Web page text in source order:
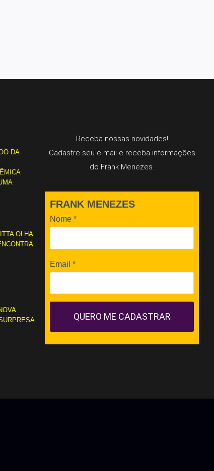
DA
OLHA
Receba nossas novidades!
Cadastre seu e-mail e receba informações
do Frank Menezes.
FRANK MENEZES
Nome *
Email *
QUERO ME CADASTRAR